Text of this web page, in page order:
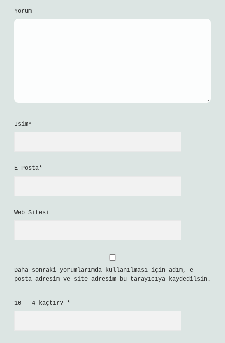
Yorum
İsim*
E-Posta*
Web Sitesi
Daha sonraki yorumlarımda kullanılması için adım, e-
posta adresim ve site adresim bu tarayıcıya kaydedilsin.
10 - 4 kaçtır? *